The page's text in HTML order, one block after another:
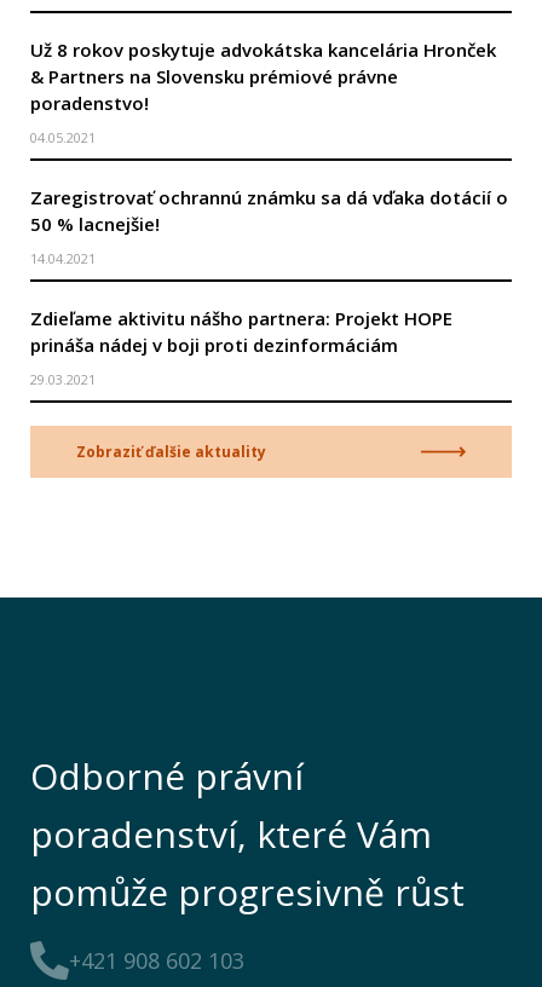
Už 8 rokov poskytuje advokátska kancelária Hronček
& Partners na Slovensku prémiové právne
poradenstvo!
04.05.2021
Zaregistrovať ochrannú známku sa dá vďaka dotácií o
50 % lacnejšie!
14.04.2021
Zdieľame aktivitu nášho partnera: Projekt HOPE
prináša nádej v boji proti dezinformáciám
29.03.2021
Zobraziť ďalšie aktuality
Odborné právní
poradenství, které Vám
pomůže progresivně růst
+421 908 602 103